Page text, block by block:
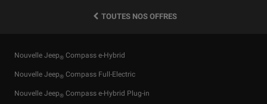
TOUTES NOS OFFRES
Nouvelle Jeep® Compass e-Hybrid
Nouvelle Jeep® Compass Full-Electric
Nouvelle Jeep® Compass e-Hybrid Plug-in